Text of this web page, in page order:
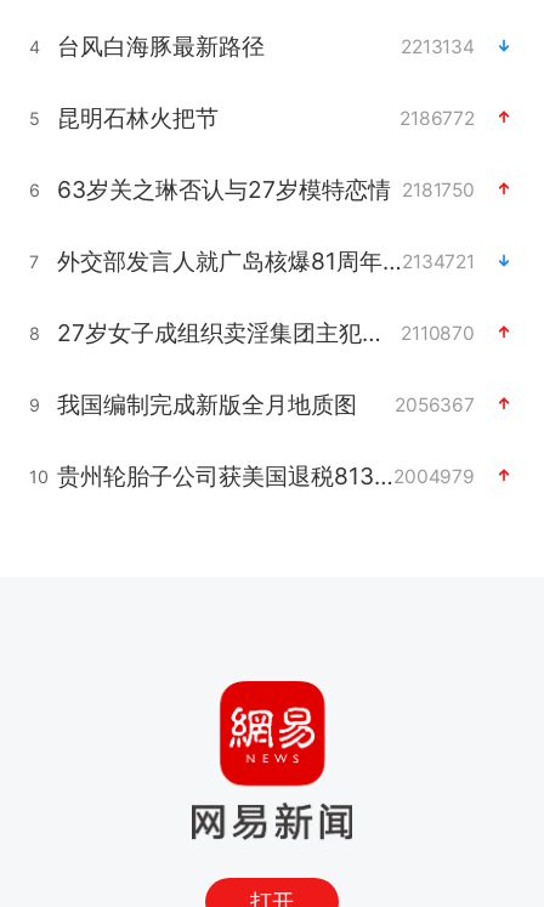
4 台风白海豚最新路径 2213134
5 昆明石林火把节 2186772
6 63岁关之琳否认与27岁模特恋情 2181750
7 外交部发言人就广岛核爆81周年等答记者问2134721
8 27岁女子成组织卖淫集团主犯被通缉 2110870
9 我国编制完成新版全月地质图 2056367
10 贵州轮胎子公司获美国退税8136万2004979